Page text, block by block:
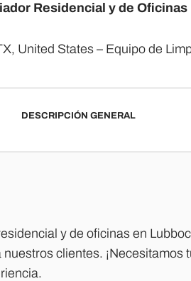
Residencial y de Oficinas
United States – Equipo de
DESCRIPCIÓN GENERAL
y de oficinas en
clientes. ¡Necesitamos